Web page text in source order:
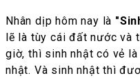
Nhân dịp hôm nay là
lẽ là tùy cái đất nước và
giờ, thì sinh nhật có vẻ
nhật. Và sinh nhật thì